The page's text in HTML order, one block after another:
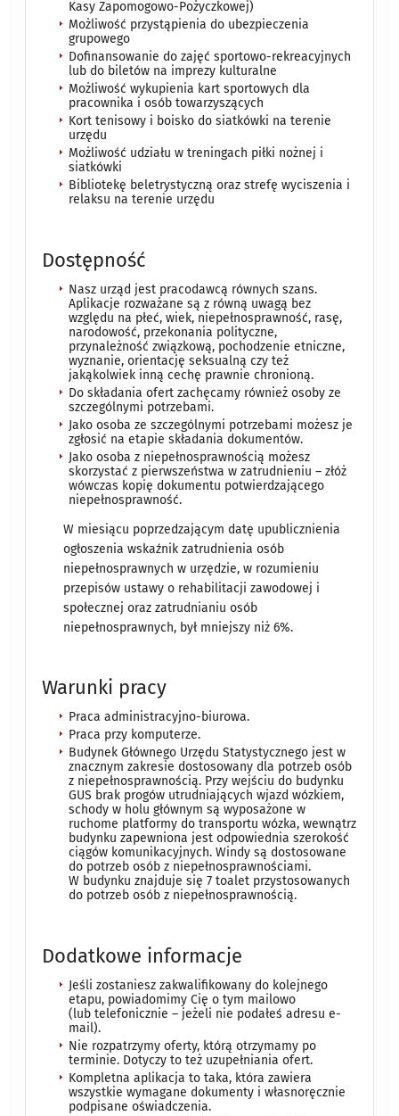
Kasy Zapomogowo-Pożyczkowej)
Możliwość przystąpienia do ubezpieczenia
grupowego
Dofinansowanie do zajęć sportowo-rekreacyjnych
lub do biletów na imprezy kulturalne
Możliwość wykupienia kart sportowych dla
pracownika i osób towarzyszących
Kort tenisowy i boisko do siatkówki na terenie
urzędu
Możliwość udziału w treningach piłki nożnej i
siatkówki
Bibliotekę beletrystyczną oraz strefę wyciszenia i
relaksu na terenie urzędu
Dostępność
Nasz urząd jest pracodawcą równych szans.
Aplikacje rozważane są z równą uwagą bez
względu na płeć, wiek, niepełnosprawność, rasę,
narodowość, przekonania polityczne,
przynależność związkową, pochodzenie etniczne,
wyznanie, orientację seksualną czy też
jakąkolwiek inną cechę prawnie chronioną.
Do składania ofert zachęcamy również osoby ze
szczególnymi potrzebami.
Jako osoba ze szczególnymi potrzebami możesz je
zgłosić na etapie składania dokumentów.
Jako osoba z niepełnosprawnością możesz
skorzystać z pierwszeństwa w zatrudnieniu – złóż
wówczas kopię dokumentu potwierdzającego
niepełnosprawność.
W miesiącu poprzedzającym datę upublicznienia
ogłoszenia wskaźnik zatrudnienia osób
niepełnosprawnych w urzędzie, w rozumieniu
przepisów ustawy o rehabilitacji zawodowej i
społecznej oraz zatrudnianiu osób
niepełnosprawnych, był mniejszy niż 6%.
Warunki pracy
Praca administracyjno-biurowa.
Praca przy komputerze.
Budynek Głównego Urzędu Statystycznego jest w
znacznym zakresie dostosowany dla potrzeb osób
z niepełnosprawnością. Przy wejściu do budynku
GUS brak progów utrudniających wjazd wózkiem,
schody w holu głównym są wyposażone w
ruchome platformy do transportu wózka, wewnątrz
budynku zapewniona jest odpowiednia szerokość
ciągów komunikacyjnych. Windy są dostosowane
do potrzeb osób z niepełnosprawnościami.
W budynku znajduje się 7 toalet przystosowanych
do potrzeb osób z niepełnosprawnością.
Dodatkowe informacje
Jeśli zostaniesz zakwalifikowany do kolejnego
etapu, powiadomimy Cię o tym mailowo
(lub telefonicznie – jeżeli nie podałeś adresu e-
mail).
Nie rozpatrzymy oferty, którą otrzymamy po
terminie. Dotyczy to też uzupełniania ofert.
Kompletna aplikacja to taka, która zawiera
wszystkie wymagane dokumenty i własnoręcznie
podpisane oświadczenia.